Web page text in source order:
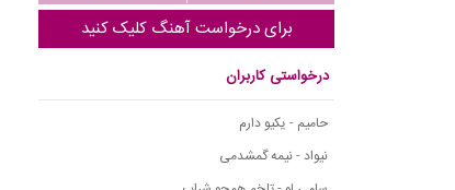
برای درخواست آهنگ کلیک کنید
درخواستی کاربران
حامیم - یکیو دارم
نیواد - نیمه گمشدمی